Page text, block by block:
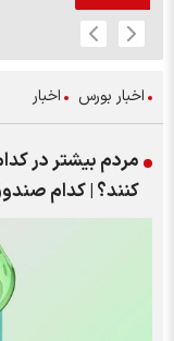
اخبار بورس اخبار
مردم بیشتر در
کنند؟ | کدام